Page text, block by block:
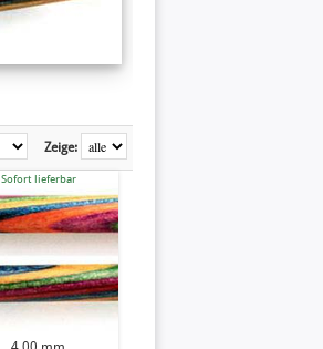
Zeige:
Sofort lieferbar